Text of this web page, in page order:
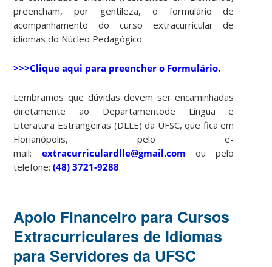
preencham, por gentileza, o formulário de
acompanhamento do curso extracurricular de
idiomas do Núcleo Pedagógico:
>>>Clique aqui para preencher o Formulário.
Lembramos que dúvidas devem ser encaminhadas
diretamente ao Departamentode Língua e
Literatura Estrangeiras (DLLE) da UFSC, que fica em
Florianópolis, pelo e-
mail: extracurriculardlle@gmail.com ou pelo
telefone:(48) 3721-9288.
Apoio Financeiro para Cursos
Extracurriculares de Idiomas
para Servidores da UFSC